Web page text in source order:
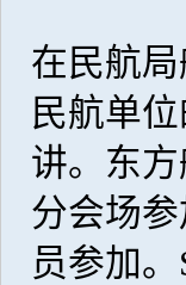
在民航
民航单
讲。东
分会场
员参加